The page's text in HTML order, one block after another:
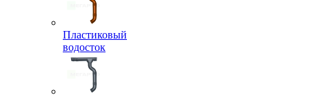
Пластиковый
водосток